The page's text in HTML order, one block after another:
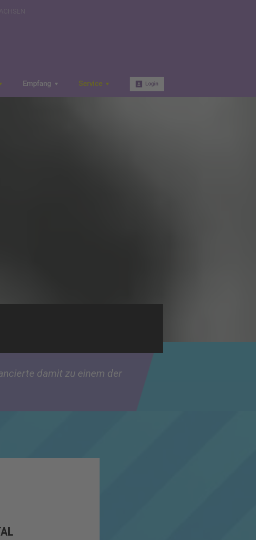
Empfang Service Login
damit zu einem der